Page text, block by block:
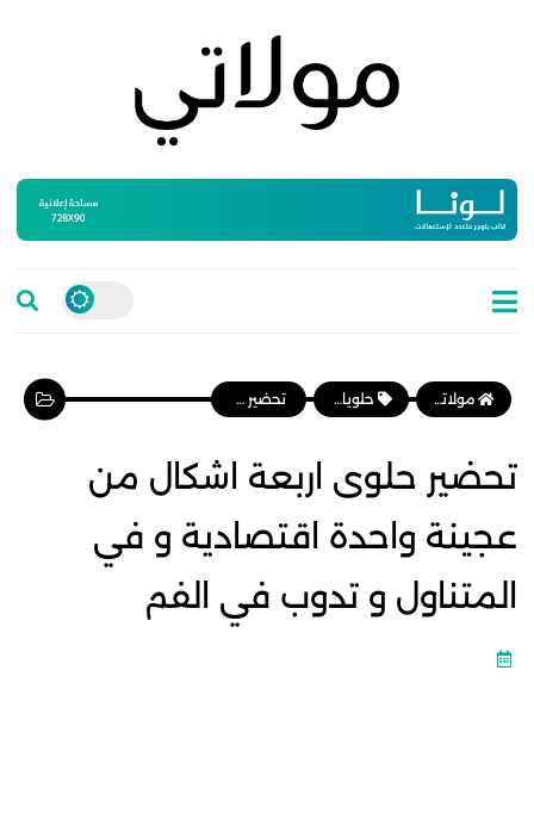
مولاتي موقع نسائي مغربي يهتم بالمرأة المغربية، وأخبار الأسرة و المجتمع حلويات عصرية تحضير حلوى اربعة اشكال من عجينة واحدة اقتصادية و في المتناول و تدوب في الفم
تحضير حلوى اربعة اشكال من
عجينة واحدة اقتصادية و في
المتناول و تدوب في الفم